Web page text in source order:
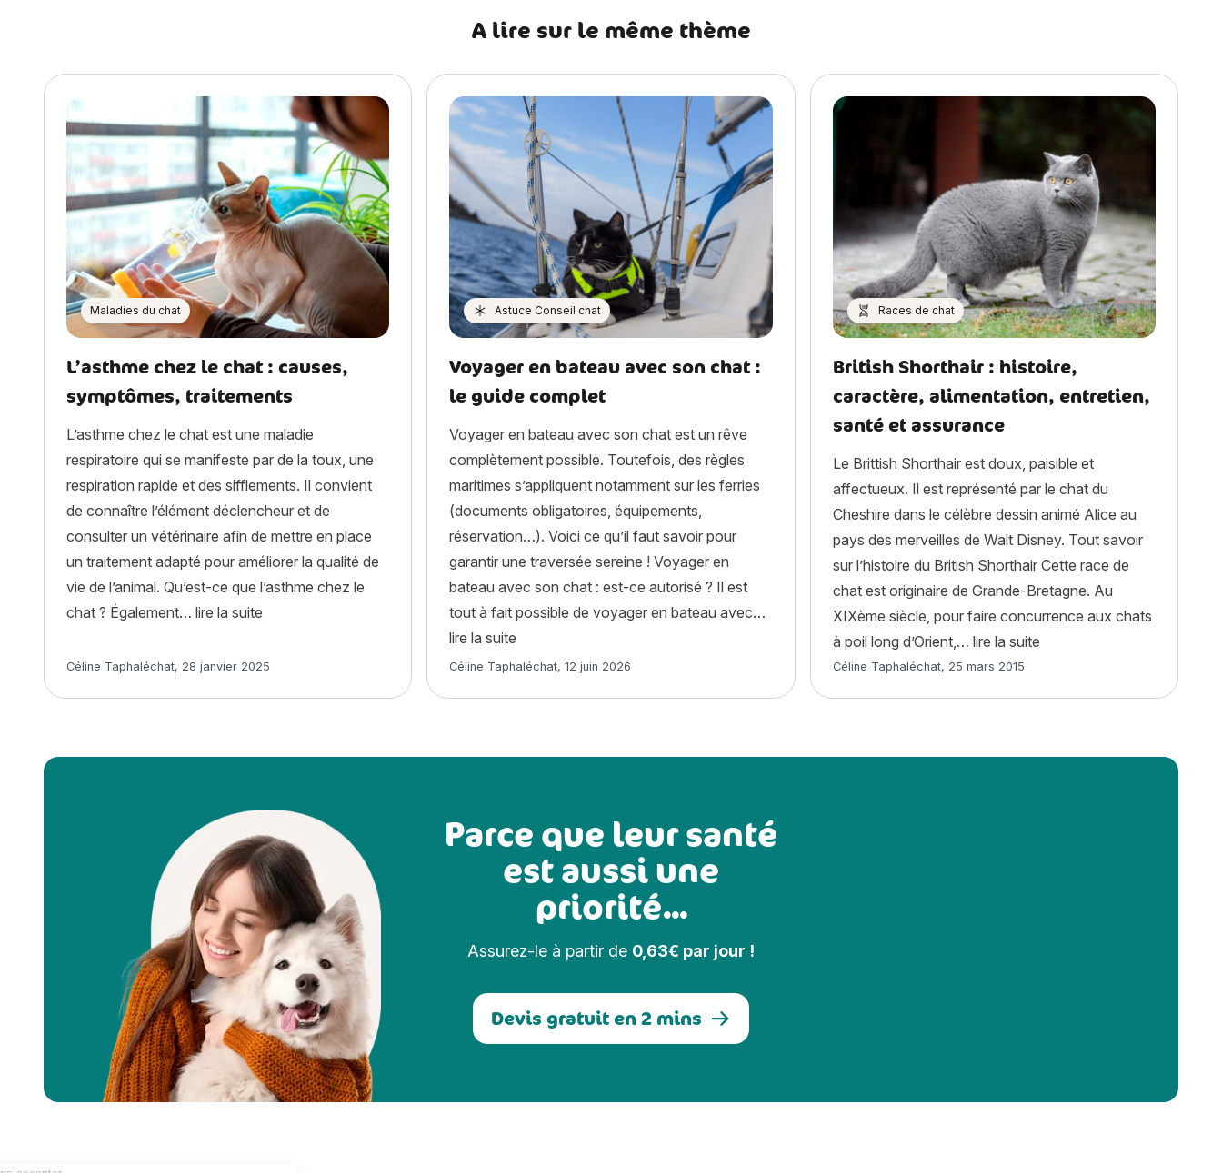
A lire sur le même thème
Maladies du chat
L’asthme chez le chat : causes,
symptômes, traitements
L’asthme chez le chat est une maladie
respiratoire qui se manifeste par de la toux, une
respiration rapide et des sifflements. Il convient
de connaître l’élément déclencheur et de
consulter un vétérinaire afin de mettre en place
un traitement adapté pour améliorer la qualité de
vie de l’animal. Qu’est-ce que l’asthme chez le
chat ? Également… lire la suite « L’asthme chez le chat : causes, symptômes, traitements »
Article rédigé par
Céline Taphaléchat, 28 janvier 2025
Astuce Conseil chat
Voyager en bateau avec son chat :
le guide complet
Voyager en bateau avec son chat est un rêve
complètement possible. Toutefois, des règles
maritimes s’appliquent notamment sur les ferries
(documents obligatoires, équipements,
réservation…). Voici ce qu’il faut savoir pour
garantir une traversée sereine ! Voyager en
bateau avec son chat : est-ce autorisé ? Il est
tout à fait possible de voyager en bateau avec…
lire la suite « Voyager en bateau avec son chat : le guide complet »
Article rédigé par
Céline Taphaléchat,12 juin 2026
Races de chat
British Shorthair : histoire,
caractère, alimentation, entretien,
santé et assurance
Le Brittish Shorthair est doux, paisible et
affectueux. Il est représenté par le chat du
Cheshire dans le célèbre dessin animé Alice au
pays des merveilles de Walt Disney. Tout savoir
sur l’histoire du British Shorthair Cette race de
chat est originaire de Grande-Bretagne. Au
XIXème siècle, pour faire concurrence aux chats
à poil long d’Orient,… lire la suite« British Shorthair :
Article rédigé par
Céline Taphaléchat, 25 mars 2015
Parce que leur santé
est aussi une
priorité...
Assurez-le à partir de 0,63€ par jour !
Devis gratuit en 2 mins